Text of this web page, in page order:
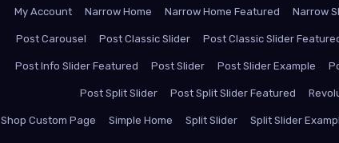
My Account Narrow Home Narrow Home Featured Narrow
Post Carousel Post Classic Slider Post Classic Slider
Post Info Slider Featured Post Slider Post Slider Example
Post Split Slider Post Split Slider Featured
Shop Custom Page Simple Home Split Slider Split Slider